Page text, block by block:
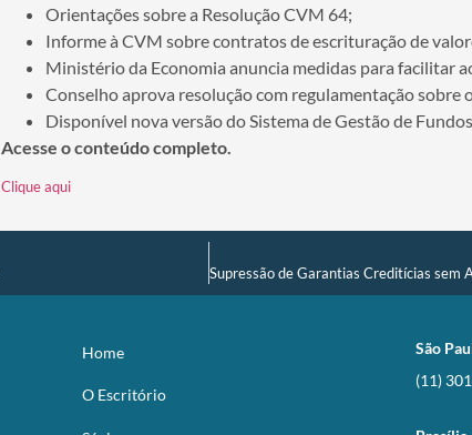
Orientações sobre a Resolução CVM 64;
Informe à CVM sobre contratos de escrituração de
Ministério da Economia anuncia medidas para facilitar
Conselho aprova resolução com regulamentação sobre
Disponível nova versão do Sistema de Gestão de
Acesse o conteúdo completo.
Clique aqui
Home
O Escritório
São
(11)